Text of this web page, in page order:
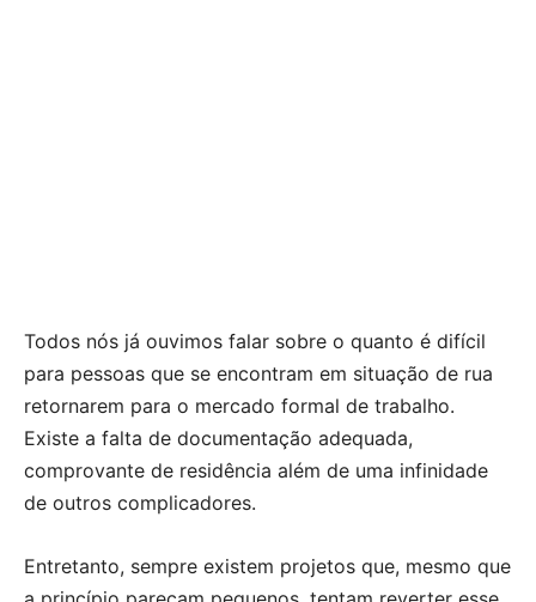
Todos nós já ouvimos falar sobre o quanto é difícil
para pessoas que se encontram em situação de rua
retornarem para o mercado formal de trabalho.
Existe a falta de documentação adequada,
comprovante de residência além de uma infinidade
de outros complicadores.
Entretanto, sempre existem projetos que, mesmo que